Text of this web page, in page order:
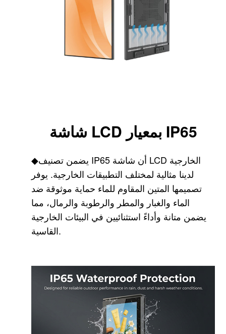
شاشة LCD بمعيار IP65
◆يضمن تصنيف IP65 أن شاشة LCD الخارجية
لدينا مثالية لمختلف التطبيقات الخارجية. يوفر
تصميمها المتين المقاوم للماء حماية موثوقة ضد
الماء والغبار والمطر والرطوبة والرمال، مما
يضمن متانة وأداءً استثنائيين في البيئات الخارجية
القاسية.